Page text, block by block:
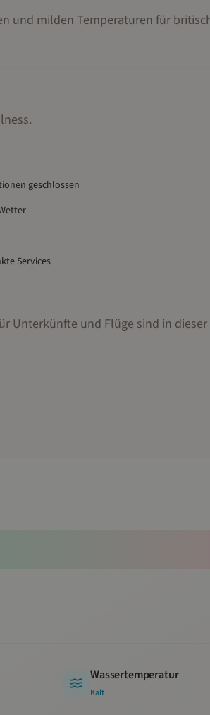
und milden Temperaturen für
.
geschlossen
Services
Unterkünfte und Flüge sind in
Wassertemperatur
Kalt